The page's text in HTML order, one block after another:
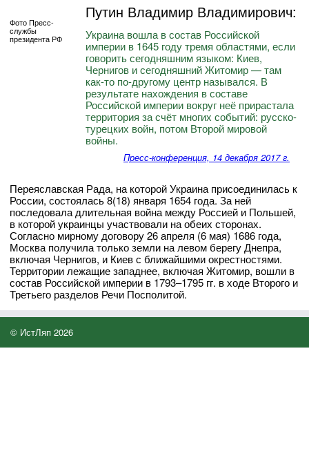
Фото Пресс-
службы
президента РФ
Путин Владимир Владимирович:
Украина вошла в состав Российской
империи в 1645 году тремя областями, если
говорить сегодняшним языком: Киев,
Чернигов и сегодняшний Житомир — там
как-то по-другому центр назывался. В
результате нахождения в составе
Российской империи вокруг неё прирастала
территория за счёт многих событий: русско-
турецких войн, потом Второй мировой
войны.
Пресс-конференция, 14 декабря 2017 г.
Переяславская Рада, на которой Украина присоединилась к
России, состоялась 8(18) января 1654 года. За ней
последовала длительная война между Россией и Польшей,
в которой украинцы участвовали на обеих сторонах.
Согласно мирному договору 26 апреля (6 мая) 1686 года,
Москва получила только земли на левом берегу Днепра,
включая Чернигов, и Киев с ближайшими окрестностями.
Территории лежащие западнее, включая Житомир, вошли в
состав Российской империи в 1793–1795 гг. в ходе Второго и
Третьего разделов Речи Посполитой.
© ИстЛяп 2026